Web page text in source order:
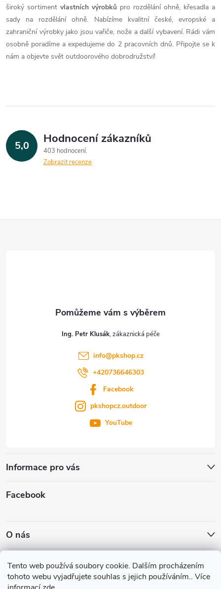
Tento web používá soubory cookie. Dalším procházením
tohoto webu vyjadřujete souhlas s jejich používáním.. Více
široký sortiment vlastních výrobků pro rozdělání ohně, křesadla a
sady na rozdělání ohně. Nabízíme kvalitní české, evropské a
zahraniční výrobky jako jsou vařiče, nože a další vybavení. Rádi vám
osobně poradíme a expedujeme do 2 pracovních dnů. Připojte se k
nám a objevte svět outdoorového dobrodružství!
5,0 Hodnocení zákazníků
403 hodnocení
Zobrazit recenze
Ing. Petr Klusák
info@pkshop.cz
+420736646303
Facebook
pkshopcz.outdoor
YouTube
Informace pro vás
Facebook
O nás
Nákupní košík